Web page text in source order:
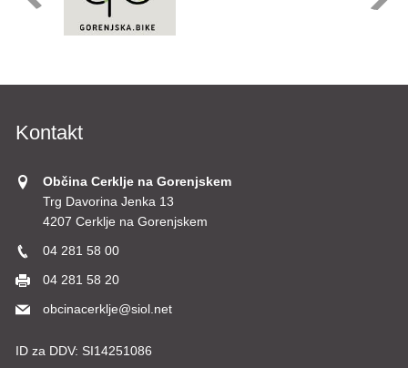
Kontakt
Občina Cerklje na Gorenjskem
Trg Davorina Jenka 13
4207 Cerklje na Gorenjskem
04 281 58 00
04 281 58 20
obcinacerklje@siol.net
ID za DDV: SI14251086